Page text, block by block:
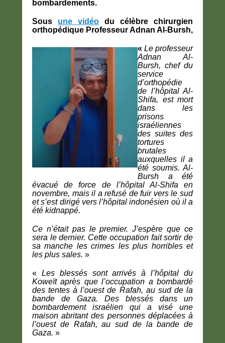
bombardements.
Sous une vidéo du célèbre chirurgien
orthopédique Professeur Adnan Al-Bursh,
« Le professeur
Adnan Al-
Bursh, chef du
service
d’orthopédie
de l’hôpital Al-
Shifa, est mort
dans les
prisons
israéliennes
des suites des
tortures
brutales
auxquelles il a
été soumis. Al-
Bursh a été
évacué de force de l’hôpital Al-Shifa en
novembre, mais il a refusé de fuir vers le sud
et s’est dirigé vers l’hôpital indonésien où il a
été kidnappé.
Ce n’était pas le premier. J’espère que ce
sera le dernier. Cette occupation fait sortir de
sa manche les crimes les plus horribles et
les plus sales. »
« Les blessés sont arrivés à l’hôpital du
Koweït après que l’occupation a bombardé
des tentes à l’ouest de Rafah, au sud de la
bande de Gaza. Des blessés dans un
bombardement israélien qui a visé une
maison abritant des personnes déplacées à
l’ouest de Rafah, au sud de la bande de
Gaza. »